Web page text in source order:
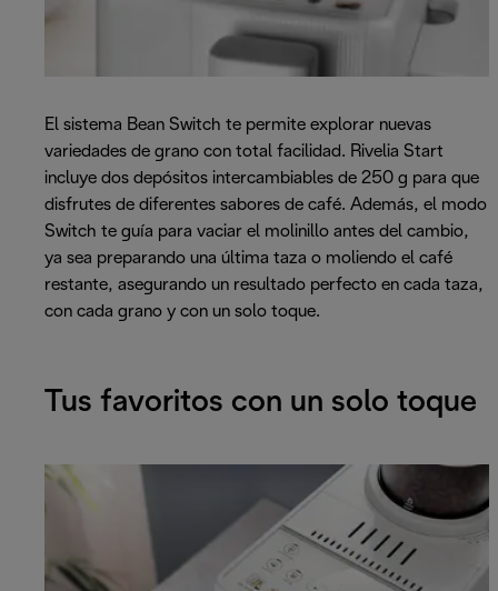
El sistema Bean Switch te permite explorar nuevas
variedades de grano con total facilidad. Rivelia Start
incluye dos depósitos intercambiables de 250 g para que
disfrutes de diferentes sabores de café. Además, el modo
Switch te guía para vaciar el molinillo antes del cambio,
ya sea preparando una última taza o moliendo el café
restante, asegurando un resultado perfecto en cada taza,
con cada grano y con un solo toque.
Tus favoritos con un solo toque